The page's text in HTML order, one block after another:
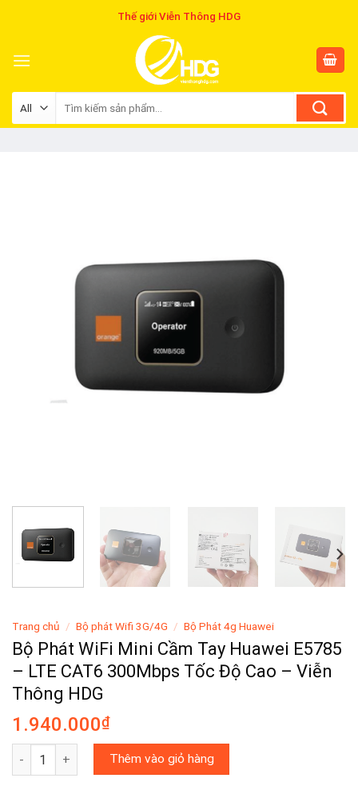
Thế giới Viễn Thông HDG
Trang chủ / Bộ phát Wifi 3G/4G / Bộ Phát 4g Huawei
Bộ Phát WiFi Mini Cầm Tay Huawei E5785
– LTE CAT6 300Mbps Tốc Độ Cao – Viễn
Thông HDG
1.940.000₫
Bộ Phát WiFi Mini Cầm Tay Huawei E5785 - LTE CAT6
Thêm vào giỏ hàng